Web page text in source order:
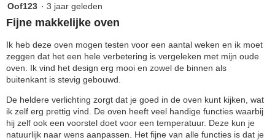
4
5
Oof123 · 3 jaar geleden
Fijne makkelijke oven
Ik heb deze oven mogen testen voor een aantal weken en ik moet
zeggen dat het een hele verbetering is vergeleken met mijn oude
oven. Ik vind het design erg mooi en zowel de binnen als
buitenkant is stevig gebouwd.
De heldere verlichting zorgt dat je goed in de oven kunt kijken, wat
ik zelf erg prettig vind. De oven heeft veel handige functies waarbij
hij zelf ook een voorstel doet voor een temperatuur. Deze kun je
natuurlijk naar wens aanpassen. Het fijne van alle functies is dat je